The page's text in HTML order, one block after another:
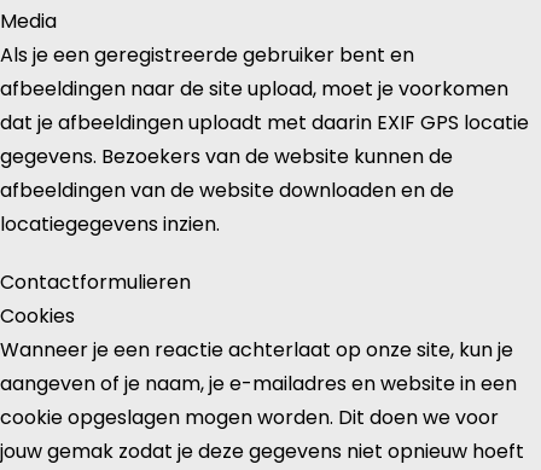
Media
Als je een geregistreerde gebruiker bent en
afbeeldingen naar de site upload, moet je voorkomen
dat je afbeeldingen uploadt met daarin EXIF GPS locatie
gegevens. Bezoekers van de website kunnen de
afbeeldingen van de website downloaden en de
locatiegegevens inzien.
Contactformulieren
Cookies
Wanneer je een reactie achterlaat op onze site, kun je
aangeven of je naam, je e-mailadres en website in een
cookie opgeslagen mogen worden. Dit doen we voor
jouw gemak zodat je deze gegevens niet opnieuw hoeft